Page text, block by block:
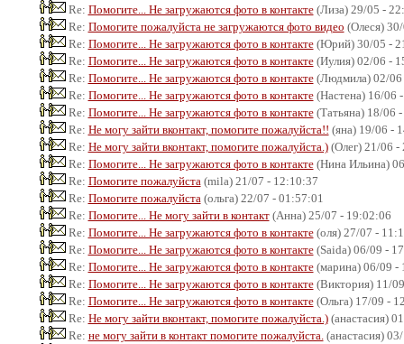
Re: Помогите... Не загружаются фото в контакте(Лиза) 29/05 -
Re: Помогите пожалуйста не загружаются фото видео (Олеся)
Re: Помогите... Не загружаются фото в контакте(Юрий) 30/05 -
Re: Помогите... Не загружаются фото в контакте(Иулия) 02/06 -
Re: Помогите... Не загружаются фото в контакте(Людмила) 02/06
Re: Помогите... Не загружаются фото в контакте(Настена) 16/06
Re: Помогите... Не загружаются фото в контакте(Татьяна) 18/06
Re: Не могу зайти вконтакт, помогите пожалуйста!! (яна) 19/06 -
Re: Не могу зайти вконтакт, помогите пожалуйста.)(Олег) 21/06 -
Re: Помогите... Не загружаются фото в контакте(Нина Ильина)
Re: Помогите пожалуйста (mila) 21/07 - 12:10:37
Re: Помогите пожалуйста (ольга) 22/07 - 01:57:01
Re: Помогите... Не могу зайти в контакт(Анна) 25/07 - 19:02:06
Re: Помогите... Не загружаются фото в контакте(оля) 27/07 -
Re: Помогите... Не загружаются фото в контакте(Saida) 06/09 -
Re: Помогите... Не загружаются фото в контакте(марина) 06/09 -
Re: Помогите... Не загружаются фото в контакте(Виктория) 11/
Re: Помогите... Не загружаются фото в контакте(Ольга) 17/09 -
Re: Не могу зайти вконтакт, помогите пожалуйста.)(анастасия)
Re: не могу зайти в контакт помогите пожалуйста. (анастасия)